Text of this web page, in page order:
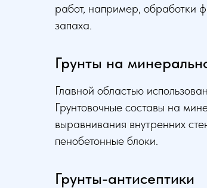
работ, например, обработки
запаха.
Грунты на
Главной областью
Грунтовочные составы на
выравнивания внутренних
пенобетонные блоки.
Грунты-антисептики